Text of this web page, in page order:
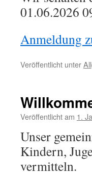
01.06.2026
Anmeldung
Veröffentlicht unter
Veröffentlicht am 1.
Unser
Kindern,
vermitteln.